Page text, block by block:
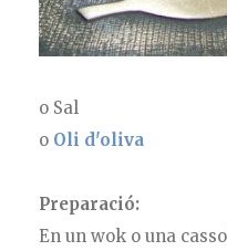
o Sal
o Oli d'oliva
Preparació:
En un wok o una